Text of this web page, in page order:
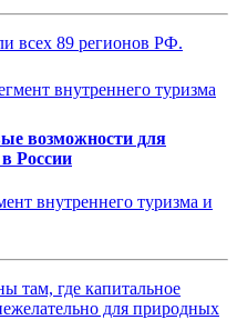
всех 89 регионов РФ.
возможности для
России
внутреннего туризма и
там, где капитальное
для природных